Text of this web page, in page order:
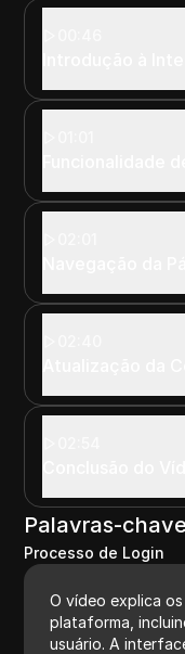
Palavras-
Processo de Login
O vídeo explica
plataforma,
usuário. A